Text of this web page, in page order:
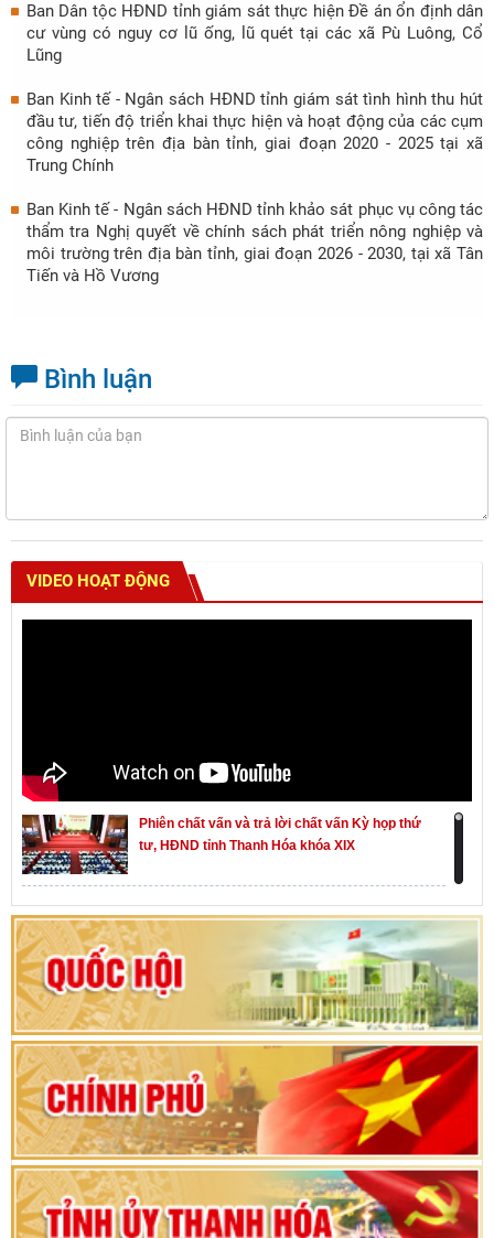
Ban Dân tộc HĐND tỉnh giám sát thực hiện Đề án ổn định dân
cư vùng có nguy cơ lũ ống, lũ quét tại các xã Pù Luông, Cổ
Lũng
Ban Kinh tế - Ngân sách HĐND tỉnh giám sát tình hình thu hút
đầu tư, tiến độ triển khai thực hiện và hoạt động của các cụm
công nghiệp trên địa bàn tỉnh, giai đoạn 2020 - 2025 tại xã
Trung Chính
Ban Kinh tế - Ngân sách HĐND tỉnh khảo sát phục vụ công tác
thẩm tra Nghị quyết về chính sách phát triển nông nghiệp và
môi trường trên địa bàn tỉnh, giai đoạn 2026 - 2030, tại xã Tân
Tiến và Hồ Vương
Bình luận
VIDEO HOẠT ĐỘNG
Phiên chất vấn và trả lời chất vấn Kỳ họp thứ
tư, HĐND tỉnh Thanh Hóa khóa XIX
Khai mạc kỳ họp thứ Nhất, Quốc hội khóa XVI
Hướng dẫn quy trình bỏ phiếu bầu cử ĐBQH
khoá XVI và đại biểu HĐND các cấp nhiệm kỳ
2026-2031
80 năm Quốc hội Việt Nam: vì lợi ích Nhân dân,
vì sự phát triển của đất nước
Bộ Chính trị duyệt nội dung Đại hội đại biểu
Đảng bộ tỉnh Thanh Hóa lần thứ XX, nhiệm kỳ
2025 - 2030